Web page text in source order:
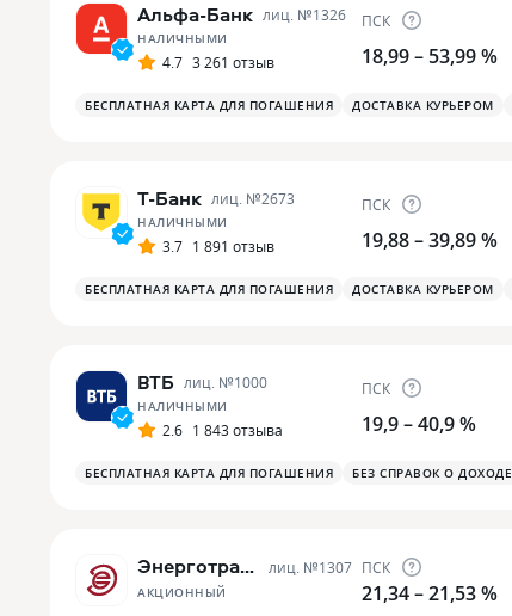
Альфа-Банк лиц. №1326
НАЛИЧНЫМИ
4.7 3 261 отзыв
ПСК
18,99 – 53,99 %
БЕСПЛАТНАЯ КАРТА ДЛЯ ПОГАШЕНИЯ ДОСТАВКА КУРЬЕРОМ
Т-Банк лиц. №2673
НАЛИЧНЫМИ
3.7 1 891 отзыв
ПСК
19,88 – 39,89 %
БЕСПЛАТНАЯ КАРТА ДЛЯ ПОГАШЕНИЯ ДОСТАВКА КУРЬЕРОМ
ВТБ лиц. №1000
НАЛИЧНЫМИ
2.6 1 843 отзыва
ПСК
19,9 – 40,9 %
БЕСПЛАТНАЯ КАРТА ДЛЯ ПОГАШЕНИЯ БЕЗ СПРАВОК О ДОХОДЕ
Энерготрансбанк лиц. №1307
АКЦИОННЫЙ
ПСК
21,34 – 21,53 %